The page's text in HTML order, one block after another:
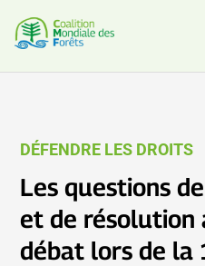
DÉFENDRE LES DROITS
Les questions
et de
débat lors de la